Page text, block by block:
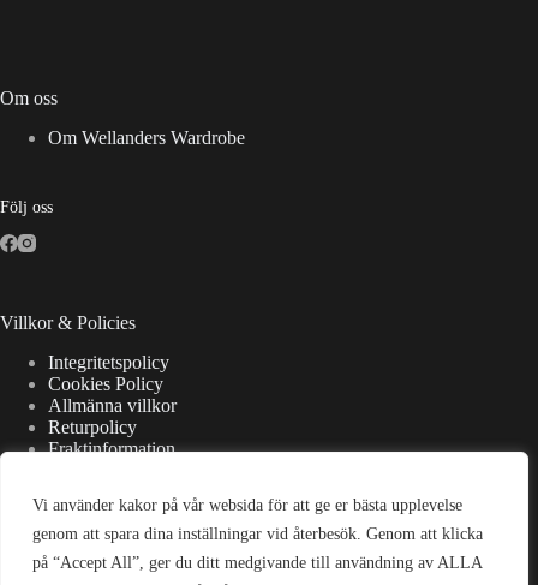
Vi använder kakor på vår websida för att ge er bästa upplevelse
genom att spara dina inställningar vid återbesök. Genom att klicka
på “Accept All”, ger du ditt medgivande till användning av ALLA
Om oss
Om Wellanders Wardrobe
Följ oss
Villkor & Policies
Integritetspolicy
Cookies Policy
Allmänna villkor
Returpolicy
Fraktinformation
Kontaktuppgifter